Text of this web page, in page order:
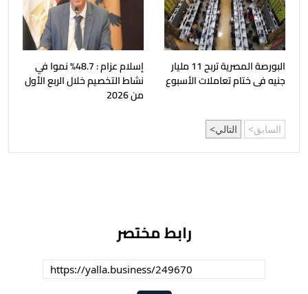
البورصة المصرية تربح 11 مليار
جنيه فى ختام تعاملات الأسبوع
إسلام عزام : 48.7% نموا في
نشاط التخصيم خلال الربع الأول
من 2026
السابق التالي
رابط مختصر